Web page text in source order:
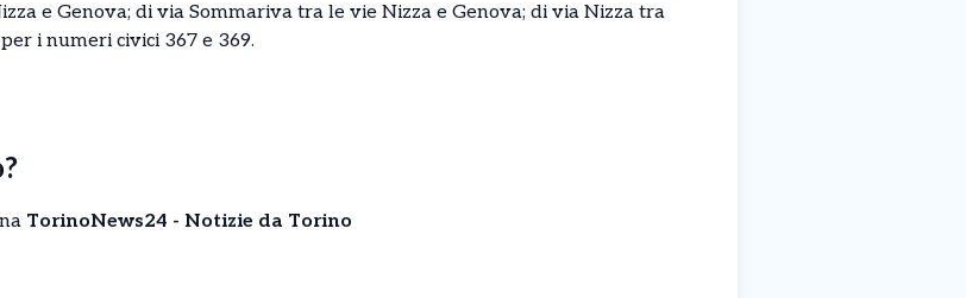
e Genova; di via Sommariva tra le vie Nizza e Genova; di via Nizza tra
i numeri civici 367 e 369.
TorinoNews24 - Notizie da Torino